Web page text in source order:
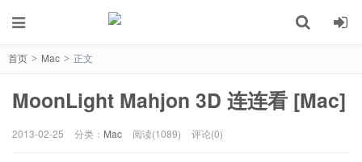
首页 > Mac > 正文
MoonLight Mahjon 3D 连连看 [Mac]
2013-02-25 分类： Mac 阅读(1089) 评论(0)